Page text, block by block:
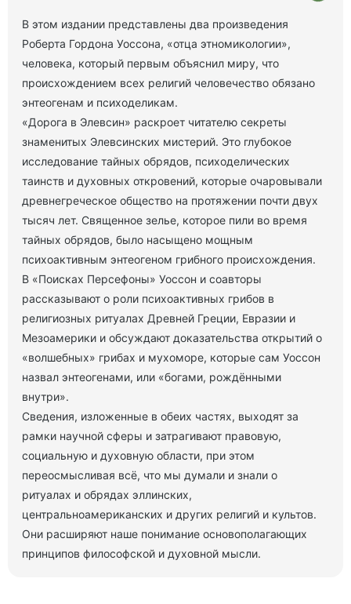
В этом издании представлены два произведения
Роберта Гордона Уоссона, «отца этномикологии»,
человека, который первым объяснил миру, что
происхождением всех религий человечество обязано
энтеогенам и психоделикам.
«Дорога в Элевсин» раскроет читателю секреты
знаменитых Элевсинских мистерий. Это глубокое
исследование тайных обрядов, психоделических
таинств и духовных откровений, которые очаровывали
древнегреческое общество на протяжении почти двух
тысяч лет. Священное зелье, которое пили во время
тайных обрядов, было насыщено мощным
психоактивным энтеогеном грибного происхождения.
В «Поисках Персефоны» Уоссон и соавторы
рассказывают о роли психоактивных грибов в
религиозных ритуалах Древней Греции, Евразии и
Мезоамерики и обсуждают доказательства открытий о
«волшебных» грибах и мухоморе, которые сам Уоссон
назвал энтеогенами, или «богами, рождёнными
внутри».
Сведения, изложенные в обеих частях, выходят за
рамки научной сферы и затрагивают правовую,
социальную и духовную области, при этом
переосмысливая всё, что мы думали и знали о
ритуалах и обрядах эллинских,
центральноамериканских и других религий и культов.
Они расширяют наше понимание основополагающих
принципов философской и духовной мысли.